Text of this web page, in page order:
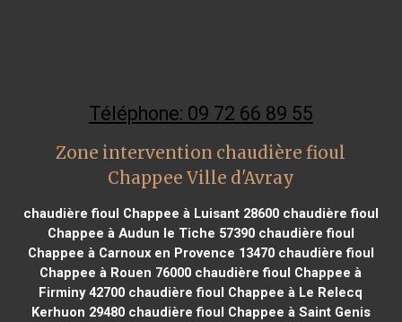
Téléphone: 09 72 66 89 55
Zone intervention chaudière fioul
Chappee Ville d'Avray
chaudière fioul Chappee à Luisant 28600chaudière fioul
Chappee à Audun le Tiche 57390chaudière fioul
Chappee à Carnoux en Provence 13470chaudière fioul
Chappee à Rouen 76000 chaudière fioul Chappee à
Firminy 42700 chaudière fioul Chappee à Le Relecq
Kerhuon 29480chaudière fioul Chappee à Saint Genis